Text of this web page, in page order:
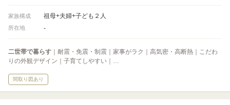
家族構成 祖母+夫婦+子ども２人
所在地 -
二世帯で暮らす ｜耐震・免震・制震｜家事がラク｜高気密・高断熱｜こだわ
りの外観デザイン｜子育てしやすい｜…
間取り図あり